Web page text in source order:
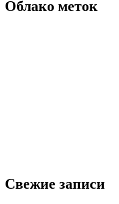
Облако меток
Свежие записи